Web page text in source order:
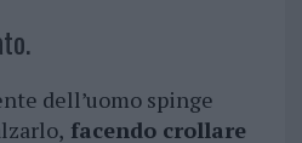
dell’uomo spinge
facendo crollare